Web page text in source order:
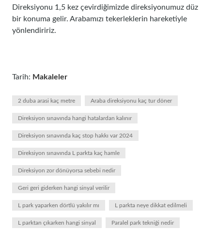
Direksiyonu 1,5 kez çevirdiğimizde direksiyonumuz düz
bir konuma gelir. Arabamızı tekerleklerin hareketiyle
yönlendiririz.
Tarih: Makaleler
2 duba arasi kaç metre Araba direksiyonu kaç tur döner
Direksiyon sınavında hangi hatalardan kalınır
Direksiyon sınavında kaç stop hakkı var 2024
Direksiyon sınavında L parkta kaç hamle
Direksiyon zor dönüyorsa sebebi nedir
Geri geri giderken hangi sinyal verilir
L park yaparken dörtlü yakılır mı L parkta neye dikkat edilmeli
L parktan çıkarken hangi sinyal Paralel park tekniği nedir